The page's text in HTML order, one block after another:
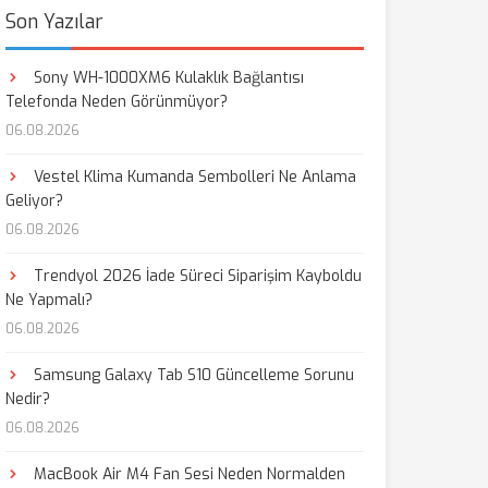
Son Yazılar
Sony WH-1000XM6 Kulaklık Bağlantısı
Telefonda Neden Görünmüyor?
06.08.2026
Vestel Klima Kumanda Sembolleri Ne Anlama
Geliyor?
06.08.2026
Trendyol 2026 İade Süreci Siparişim Kayboldu
Ne Yapmalı?
06.08.2026
Samsung Galaxy Tab S10 Güncelleme Sorunu
Nedir?
06.08.2026
MacBook Air M4 Fan Sesi Neden Normalden